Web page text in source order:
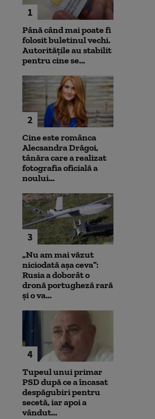
1
Până când mai poate fi
folosit buletinul vechi.
Autoritățile au stabilit
pentru cine se...
2
Cine este românca
Alecsandra Drăgoi,
tânăra care a realizat
fotografia oficială a
noului...
3
„Nu am mai văzut
niciodată așa ceva”:
Rusia a doborât o
dronă portugheză rară
și o va...
4
Tupeul unui primar
PSD după ce a încasat
despăgubiri pentru
secetă, iar apoi a
vândut...